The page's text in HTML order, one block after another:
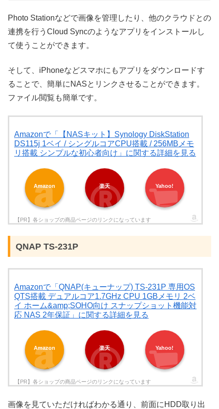
Photo Stationなどで画像を管理したり、他のクラウドとの
連携を行うCloud Syncのようなアプリをインストールし
て使うことができます。
そして、iPhoneなどスマホにもアプリをダウンロードす
ることで、簡単にNASとリンクさせることができます。
ファイル閲覧も簡単です。
Amazonで「【NASキット】Synology DiskStation
DS115j 1ベイ / シングルコアCPU搭載 / 256MBメモ
リ搭載 シンプルな初心者向け」に関する詳細を見る
Amazon 楽天 Yahoo!
QNAP TS-231P
Amazonで「QNAP(キューナップ) TS-231P 専用OS
QTS搭載 デュアルコア1.7GHz CPU 1GBメモリ 2ベ
イ ホーム&amp;SOHO向け スナップショット機能対
応 NAS 2年保証」に関する詳細を見る
Amazon 楽天 Yahoo!
画像を見ていただければわかる通り、前面にHDD取り出